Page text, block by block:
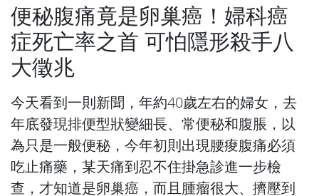
便秘腹痛竟是卵巢癌！婦科癌
症死亡率之首 可怕隱形殺手八
大徵兆
今天看到一則新聞，年約40歲左右的婦女，去
年底發現排便型狀變細長、常便秘和腹脹，以
為只是一般便秘，今年初則出現腰痠腹痛必須
吃止痛藥，某天痛到忍不住掛急診進一步檢
查，才知道是卵巢癌，而且腫瘤很大、擠壓到